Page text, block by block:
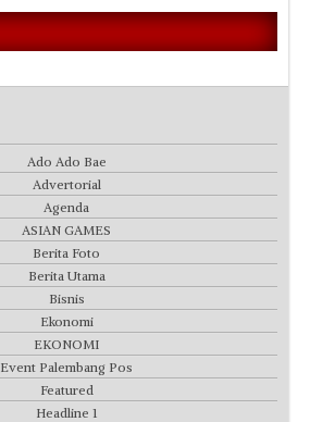
Ado Ado Bae
Advertorial
Agenda
ASIAN GAMES
Berita Foto
Berita Utama
Bisnis
Ekonomi
EKONOMI
Event Palembang Pos
Featured
Headline 1